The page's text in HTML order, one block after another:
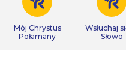
Mój Chrystus
Połamany
Wsłuchaj
Słowo